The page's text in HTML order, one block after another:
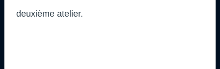
deuxième atelier.